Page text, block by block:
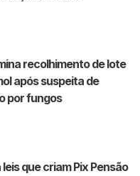
recolhimento de lote
após suspeita de
por fungos
que criam Pix Pensão